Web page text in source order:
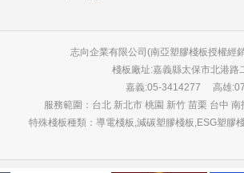
志向企業有限公司(南亞塑膠棧板授權經
棧板廠址:嘉義縣太保市北港
嘉義:05-3414277 高雄
服務範圍：台北 新北市 桃園 新竹 苗栗 台中
特殊棧板種類：導電棧板,減碳塑膠棧板,ESG塑膠